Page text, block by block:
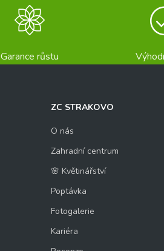
Garance růstu
ZC STRAKOVO
O nás
Zahradní centrum
🌸 Květinářství
Poptávka
Fotogalerie
Kariéra